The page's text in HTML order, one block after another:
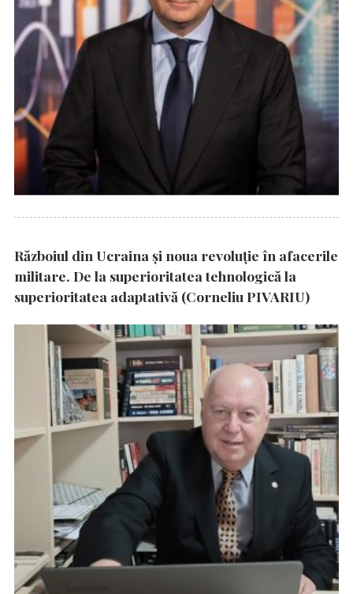
Războiul din Ucraina și noua revoluție în afacerile
militare. De la superioritatea tehnologică la
superioritatea adaptativă (Corneliu PIVARIU)